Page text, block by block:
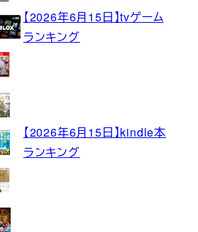
【2026年6月15日】tvゲーム
ランキング
【2026年6月15日】kindle本
ランキング